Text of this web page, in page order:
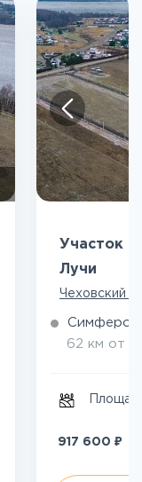
Участок 6
Лучи
Чеховский
62 км от
917 600 ₽